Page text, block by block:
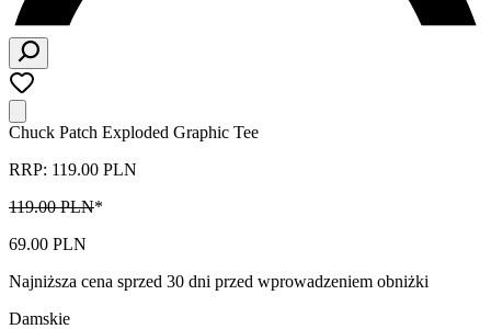
Chuck Patch Exploded Graphic Tee
RRP: 119.00 PLN
119.00 PLN*
69.00 PLN
Najniższa cena sprzed 30 dni przed wprowadzeniem obniżki
Damskie